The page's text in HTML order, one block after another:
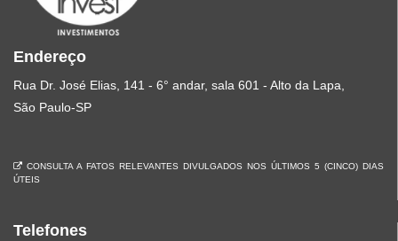
Endereço
Rua Dr. José Elias, 141 - 6° andar, sala 601 - Alto da Lapa,
São Paulo-SP
CONSULTA A FATOS RELEVANTES DIVULGADOS NOS ÚLTIMOS 5 (CINCO) DIAS
ÚTEIS
Telefones